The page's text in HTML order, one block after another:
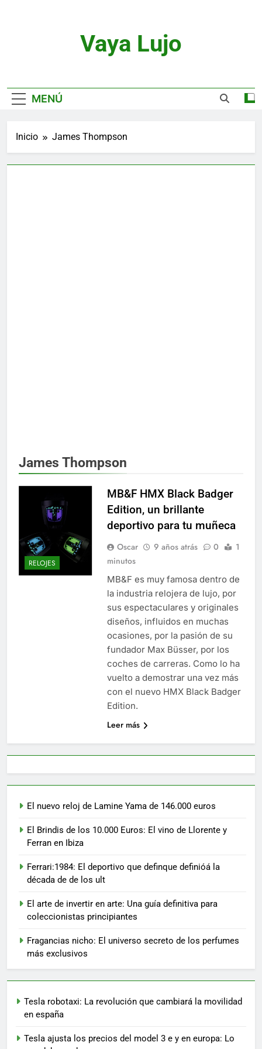
Vaya Lujo
MENÚ
Inicio James Thompson
James Thompson
RELOJES
MB&F HMX Black Badger
Edition, un brillante
deportivo para tu muñeca
Oscar 9 años atrás 0
1
minutos
MB&F es muy famosa dentro de
la industria relojera de lujo, por
sus espectaculares y originales
diseños, influidos en muchas
ocasiones, por la pasión de su
fundador Max Büsser, por los
coches de carreras. Como lo ha
vuelto a demostrar una vez más
con el nuevo HMX Black Badger
Edition.
Leer más
El nuevo reloj de Lamine Yama de 146.000 euros
El Brindis de los 10.000 Euros: El vino de Llorente y
Ferran en Ibiza
Ferrari:1984: El deportivo que definque definióá la
década de de los ult
El arte de invertir en arte: Una guía definitiva para
coleccionistas principiantes
Fragancias nicho: El universo secreto de los perfumes
más exclusivos
Tesla robotaxi: La revolución que cambiará la movilidad
en españa
Tesla ajusta los precios del model 3 e y en europa: Lo